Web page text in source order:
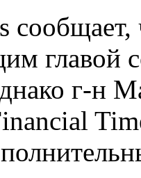
главой
г-н